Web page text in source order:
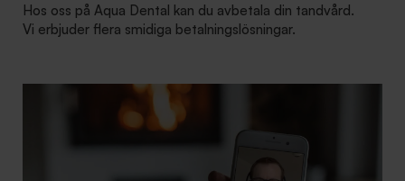
Hos oss på Aqua Dental kan du avbetala din tandvård.
Vi erbjuder flera smidiga betalningslösningar.